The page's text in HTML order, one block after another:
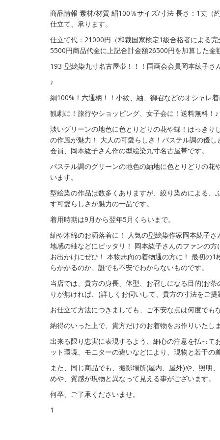
商品情報 素材/材質 絹100％サイズ/寸法 長さ：1丈（
仕立て、承ります。
仕立て代：21000円（和裁国家検定1級合格者による
5500円商品代金に上記合計金額26500円を加算した金
193-型絵染九寸名古屋帯！！！国画会会員岡本紘子さ
♪
絹100%！六通柄！！小紋、紬、御召などのオシャレ
観劇に！旅行やショッピング、女子会に！送料無料！♪
淡いグリーンの地色に色とりどりの花や蝶！はっきり
の作風が魅力！ 大人の可愛らしさ！パステル調の優
会員、岡本紘子さん作の型絵染九寸名古屋帯です。
パステル調のグリーンの地色の紬地に色とりどりの花
います。
型絵染の作品は数多くありますが、絞り染めによる、
す可愛らしさが魅力の一品です。
着用時期は9月から翌年5月くらいまで。
紬や木綿のお洒落着に！ 人気の型絵染作家岡本紘子
地感の紬などにピッタリ！ 岡本紘子さんのファンの
お出かけにぜひ！ 本物志向の着物通の方に！ 最初の
らかかるのか、誰でも不安でわからないものです。
当店では、貴方の身長、体型、お召しになる目的(お
りが無ければ、)詳しくお伺いして、貴方の寸法をご
お仕立て方法につきましても、ご不安な点は何度でも
納得のいった上で、貴方だけのお着物をお作りいたし
出来る限り忠実に表現するよう、細心の注意を払って
ット環境、モニターの違いなどにより、現物と若干の
また、同じ商品でも、撮影場所(屋内、屋外)や、照明
めや、質感が現物と異なって見える事がございます。
何卒、ご了承くださいませ。
1